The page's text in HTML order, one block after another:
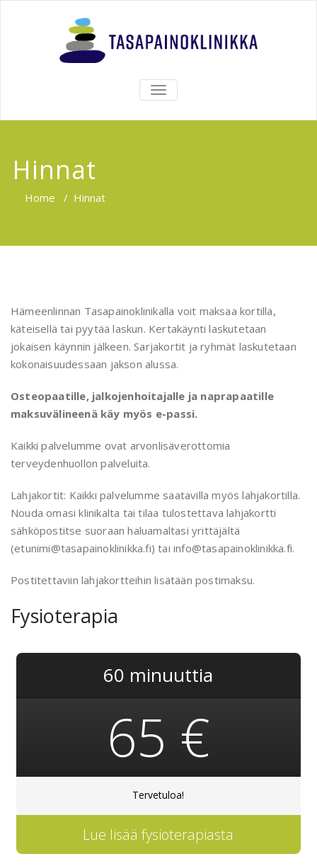
TOGGLE
Hinnat
Home / Hinnat
Hämeenlinnan Tasapainoklinikalla voit maksaa kortilla,
käteisellä tai pyytää laskun. Kertakäynti laskutetaan
jokaisen käynnin jälkeen. Sarjakortit ja ryhmät laskutetaan
kokonaisuudessaan jakson alussa.
Osteopaatille, jalkojenhoitajalle ja naprapaatille
maksuvälineenä käy myös e-passi.
Kaikki palvelumme ovat arvonlisäverottomia
terveydenhuollon palveluita.
Lahjakortit: Kaikki palvelumme saatavilla myös lahjakortilla.
Nouda omasi klinikalta tai tilaa tulostettava lahjakortti
sähköpostitse suoraan haluamaltasi yrittäjältä
(etunimi@tasapainoklinikka.fi) tai info@tasapainoklinikka.fi.
Postitettaviin lahjakortteihin lisätään postimaksu.
Fysioterapia
60 minuuttia
65 €
Tervetuloa!
Lue lisää fysioterapiasta